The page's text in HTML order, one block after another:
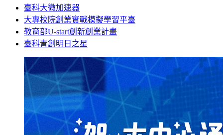
臺科大微加速器
大專校院創業實戰模擬學習平臺
教育部U-start創新創業計畫
臺科青創明日之星